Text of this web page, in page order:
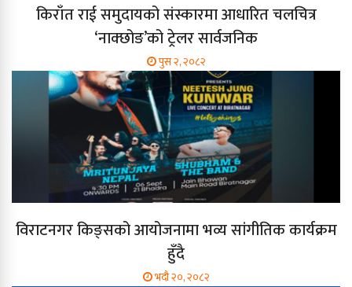
किराँत राई समुदायको संस्कारमा आधारित चलचित्र
‘नाक्छोङ’को ट्रेलर सार्वजनिक
पुस २, २०८२
विराटनगर किङ्सको आयोजनामा भव्य सांगीतिक कार्यक्रम
हुँदै
भदौ २०, २०८२